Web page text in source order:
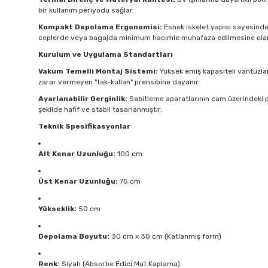
bir kullanım periyodu sağlar.
Kompakt Depolama Ergonomisi: Esnek iskelet yapısı
ceplerde veya bagajda minimum hacimle muhafaza edilmesine
Kurulum ve Uygulama Standartları
Vakum Temelli Montaj Sistemi: Yüksek emiş kapasiteli
zarar vermeyen "tak-kullan" prensibine dayanır.
Ayarlanabilir Gerginlik: Sabitleme aparatlarının cam
şekilde hafif ve stabil tasarlanmıştır.
Teknik Spesifikasyonlar
Alt Kenar Uzunluğu: 100 cm
Üst Kenar Uzunluğu: 75 cm
Yükseklik: 50 cm
Depolama Boyutu: 30 cm x 30 cm (Katlanmış form)
Renk: Siyah (Absorbe Edici Mat Kaplama)